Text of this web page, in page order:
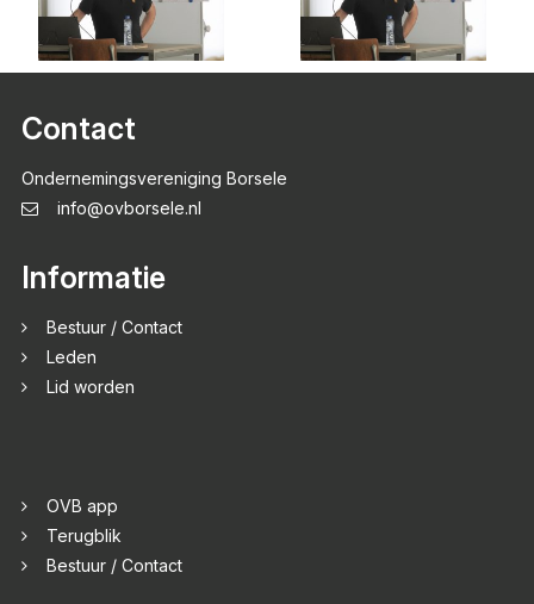
Contact
Ondernemingsvereniging Borsele
info@ovborsele.nl
Informatie
Bestuur / Contact
Leden
Lid worden
OVB app
Terugblik
Bestuur / Contact